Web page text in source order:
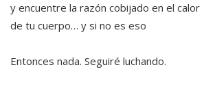
y encuentre la razón cobijado en el calor
de tu cuerpo… y si no es eso
Entonces nada. Seguiré luchando.